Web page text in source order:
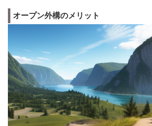
オープン外構のメリット